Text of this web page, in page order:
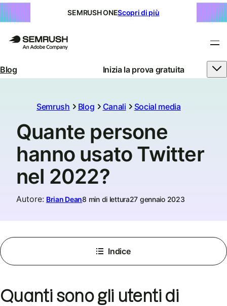
SEMRUSH ONEScopri di più
Blog Inizia la prova gratuita
Semrush Blog Canali Social media
Quante persone
hanno usato Twitter
nel 2022?
Autore: Brian Dean8 min di lettura27 gennaio 2023
Indice
Quanti sono gli utenti di